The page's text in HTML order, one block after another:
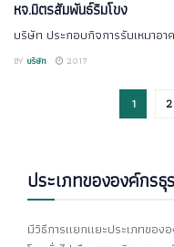
หจ.มิตรสัมพันธ์ริมโขง
บริษัท ประกอบกิจการรับเหมาอ
BY บริษัท 2017
1 2
ประเภทขององค์กรธุ
มีวิธีการแยกแยะประเภทของ